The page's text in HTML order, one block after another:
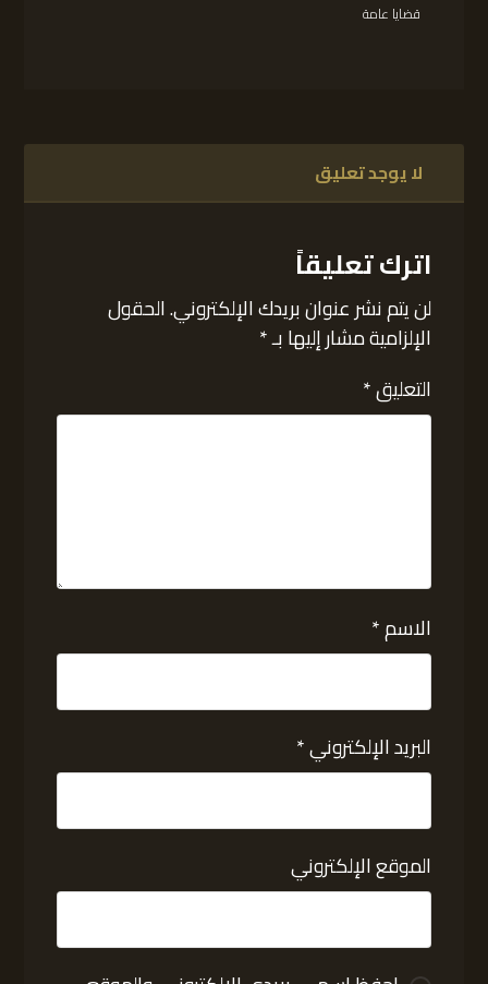
قضايا عامة
لا يوجد تعليق
اترك تعليقاً
لن يتم نشر عنوان بريدك الإلكتروني.الحقول
الإلزامية مشار إليها بـ*
التعليق*
الاسم*
البريد الإلكتروني*
الموقع الإلكتروني